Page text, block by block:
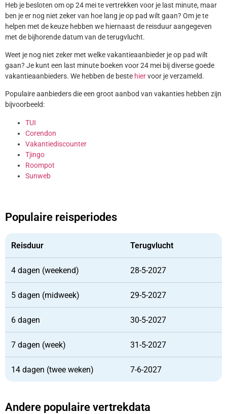
Heb je besloten om op 24 mei te vertrekken voor je last minute, maar
ben je er nog niet zeker van hoe lang je op pad wilt gaan? Om je te
helpen met de keuze hebben we hiernaast de reisduur aangegeven
met de bijhorende datum van de terugvlucht.
Weet je nog niet zeker met welke vakantieaanbieder je op pad wilt
gaan? Je kunt een last minute boeken voor 24 mei bij diverse goede
vakantieaanbieders. We hebben de beste hiervoor je verzameld.
Populaire aanbieders die een groot aanbod van vakanties hebben zijn
bijvoorbeeld:
TUI
Corendon
Vakantiediscounter
Tjingo
Roompot
Sunweb
Populaire reisperiodes
Reisduur Terugvlucht
4 dagen (weekend) 28-5-2027
5 dagen (midweek) 29-5-2027
6 dagen 30-5-2027
7 dagen (week) 31-5-2027
14 dagen (twee weken) 7-6-2027
Andere populaire vertrekdata